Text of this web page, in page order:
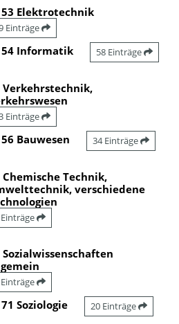
53 Elektrotechnik
Einträge
54 Informatik 58 Einträge
Verkehrstechnik,
Einträge
56 Bauwesen 34 Einträge
Chemische Technik,
verschiedene
Sozialwissenschaften
71 Soziologie 20 Einträge